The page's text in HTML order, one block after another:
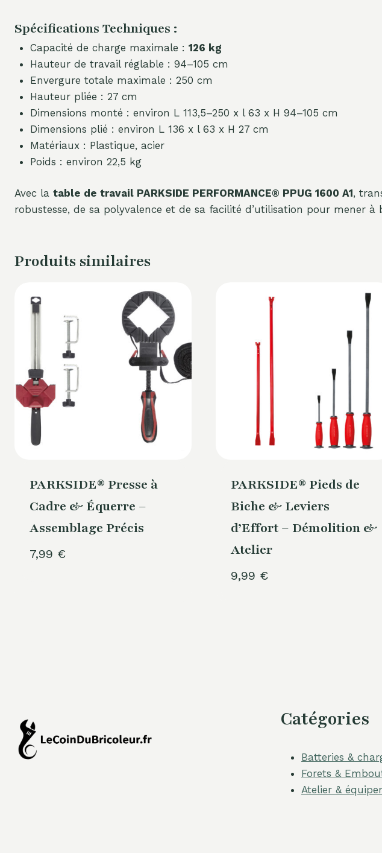
Spécifications Techniques :
Capacité de charge maximale : 126 kg
Hauteur de travail réglable : 94–105 cm
Envergure totale maximale : 250 cm
Hauteur pliée : 27 cm
Dimensions monté : environ L 113,5–250 x l 63 x H 94–105 cm
Dimensions plié : environ L 136 x l 63 x H 27 cm
Matériaux : Plastique, acier
Poids : environ 22,5 kg
Avec la table de travail PARKSIDE PERFORMANCE® PPUG 1600 A1,
robustesse, de sa polyvalence et de sa facilité d’utilisation pour mener
Produits similaires
PARKSIDE® Presse à
Cadre & Équerre –
Assemblage Précis
7,99 €
PARKSIDE® Pieds de
Biche & Leviers
d’Effort – Démolition &
Atelier
9,99 €
Catégories
Batteries &
Forets &
Atelier &